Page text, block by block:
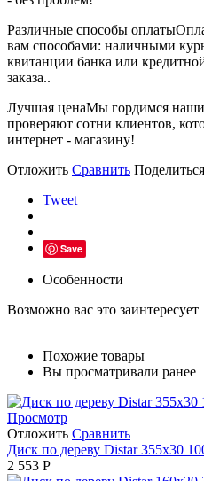
Различные способы оплаты
вам способами: наличными
квитанции банка или
заказа..
Лучшая ценаМы гордимся
проверяют сотни клиентов,
интернет - магазину!
Отложить Сравнить Поделиться
Tweet
Save
Особенности
Возможно вас это заинтересует
Похожие товары
Вы просматривали ранее
Просмотр
Отложить Сравнить
Диск по дереву Distar 355х30
2 553 Р